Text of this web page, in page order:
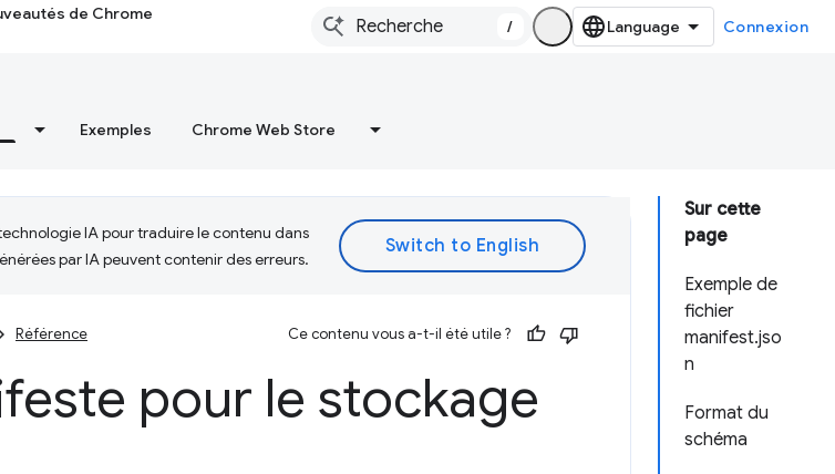
de Chrome
/ Connexion
Exemples Chrome Web Store
Sur cette
page
Exemple de
fichier
manifest.jso
n
Format du
schéma
IA pour traduire le contenu dans
par IA peuvent contenir des erreurs.
Référence Ce contenu vous a-t-il été utile ?
pour le stockage